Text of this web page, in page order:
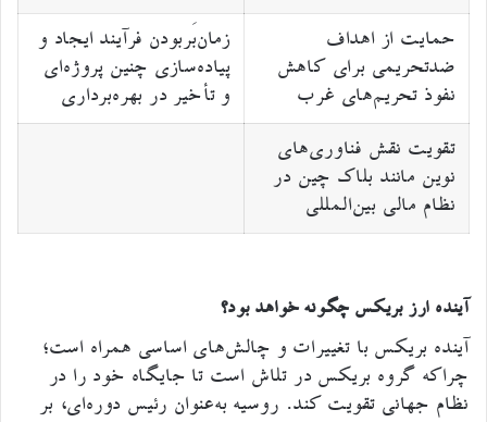
حمایت از اهداف
ضدتحریمی برای کاهش
نفوذ تحریم‌های غرب
زمان‌بَربودن فرآیند ایجاد و
پیاده‌سازی چنین پروژه‌ای
و تأخیر در بهره‌برداری
تقویت نقش فناوری‌های
نوین مانند بلاک چین در
نظام مالی بین‌المللی
آینده ارز بریکس چگونه خواهد بود؟
آینده بریکس با تغییرات و چالش‌های اساسی همراه است؛
چراکه گروه بریکس در تلاش است تا جایگاه خود را در
نظام جهانی تقویت کند. روسیه به‌عنوان رئیس دوره‌ای، بر